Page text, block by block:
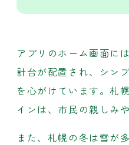
アプリのホーム画面に
計台が配置され、シン
を心がけています。札
インは、市民の親しみ
また、札幌の冬は雪が